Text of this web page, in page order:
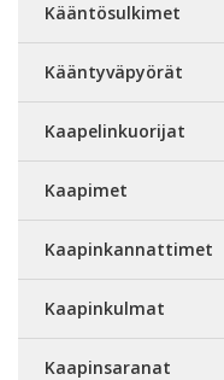
Kääntösulkimet
Kääntyväpyörät
Kaapelinkuorijat
Kaapimet
Kaapinkannattimet
Kaapinkulmat
Kaapinsaranat